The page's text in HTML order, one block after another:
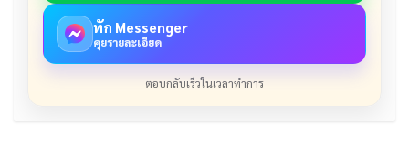
ทัก Messenger
คุยรายละเอียด
ตอบกลับเร็วในเวลาทำการ